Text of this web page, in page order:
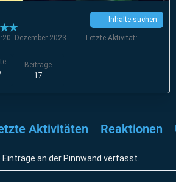
Beiträge
17
Inhalte suchen
20. Dezember 2023
Letzte Aktivität
Aktivitäten Reaktionen
Einträge an der Pinnwand verfasst.